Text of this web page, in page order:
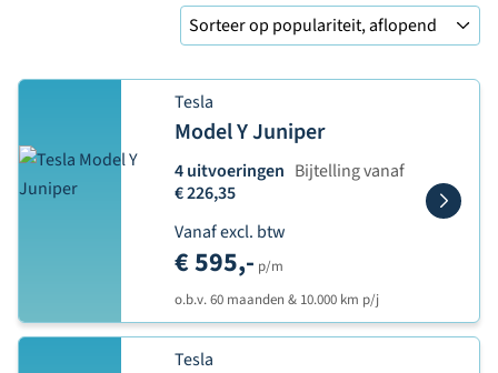
Tesla
Model Y Juniper
4 uitvoeringen Bijtelling vanaf
€ 226,35
Vanaf excl. btw
€ 595,- p/m
o.b.v. 60 maanden & 10.000 km p/j
Tesla